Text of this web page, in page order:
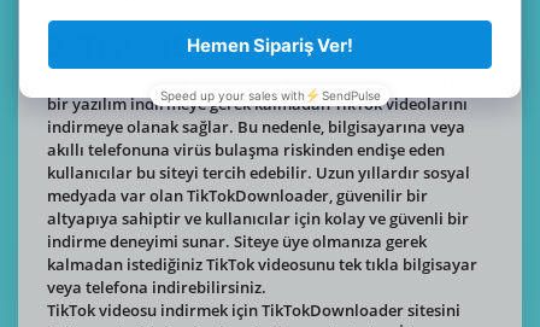
özgürlüğüne sahip olursunuz.
3. TiktokDownloader
bir yazılım indirmeye gerek kalmadan TikTok videolarını
indirmeye olanak sağlar. Bu nedenle, bilgisayarına veya
akıllı telefonuna virüs bulaşma riskinden endişe eden
kullanıcılar bu siteyi tercih edebilir. Uzun yıllardır sosyal
medyada var olan TikTokDownloader, güvenilir bir
altyapıya sahiptir ve kullanıcılar için kolay ve güvenli bir
indirme deneyimi sunar. Siteye üye olmanıza gerek
kalmadan istediğiniz TikTok videosunu tek tıkla bilgisayar
veya telefona indirebilirsiniz.
TikTok videosu indirmek için TikTokDownloader sitesini